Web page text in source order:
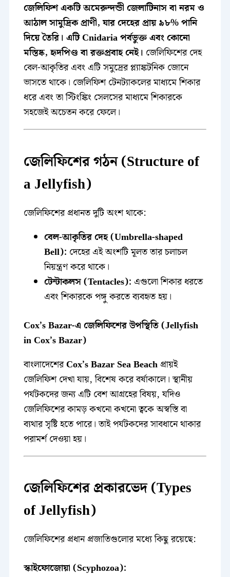
জেলিফিশ একটি অমেরুন্দন্ডী জেলাটিনাস বা নরম ও
আঠাল সামুদ্রিক প্রাণী, যার দেহের প্রায় ৯৮% পানি
দিয়ে তৈরি। এটি Cnidaria পর্বভুক্ত এবং কোনো
মস্তিষ্ক, হৃদপিণ্ড বা রক্তপ্রবাহ নেই। জেলিফিশের দেহ
বেল-আকৃতির এবং এটি সমুদ্রের প্ল্যাঙ্কটনিক জোনে
ভাসতে থাকে। জেলিফিশ টেনট্যাকলের মাধ্যমে শিকার
ধরে এবং তা স্টিংঙ্কিং সেলসের মাধ্যমে শিকারকে
সহজেই অচেতন করে ফেলে।
জেলিফিশের গঠন (Structure of
a Jellyfish)
জেলিফিশের প্রধানত দুটি অংশ থাকে:
বেল-আকৃতির দেহ (Umbrella-shaped
Bell): দেহের এই অংশটি মূলত তার চলাচল
নিয়ন্ত্রণ করে থাকে।
টেন্টাকলস (Tentacles): এগুলো শিকার ধরতে
এবং শিকারকে পঙ্গু করতে ব্যবহৃত হয়।
Cox’s Bazar-এ জেলিফিশের উপস্থিতি (Jellyfish
in Cox’s Bazar)
বাংলাদেশেরCox’s Bazar Sea Beachপ্রায়ই
জেলিফিশ দেখা যায়, বিশেষ করে বর্ষাকালে। স্থানীয়
পর্যটকদের জন্য এটি বেশ আগ্রহের বিষয়, যদিও
জেলিফিশের কামড় কখনো কখনো ত্বকে অস্বস্তি বা
ব্যথার সৃষ্টি হতে পারে। তাই পর্যটকদের সাবধানে থাকার
পরামর্শ দেওয়া হয়।
জেলিফিশের প্রকারভেদ (Types
of Jellyfish)
জেলিফিশের প্রধান প্রজাতিগুলোর মধ্যে কিছু রয়েছে:
স্কাইফোজোয়া (Scyphozoa):